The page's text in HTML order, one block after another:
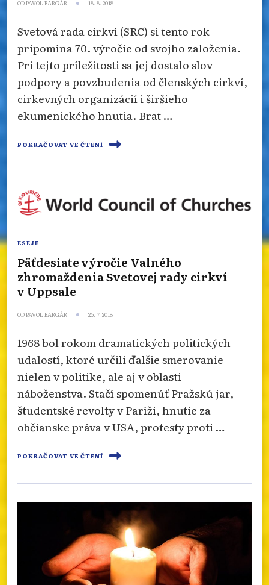
ODPAVOL BARGÁR 18. 8. 2018
Svetová rada cirkví (SRC) si tento rok
pripomína 70. výročie od svojho založenia.
Pri tejto príležitosti sa jej dostalo slov
podpory a povzbudenia od členských cirkví,
cirkevných organizácií i širšieho
ekumenického hnutia. Brat …
POKRAČOVAT VE ČTENÍ
ESEJE
Päťdesiate výročie Valného
zhromaždenia Svetovej rady cirkví
v Uppsale
ODPAVOL BARGÁR 25. 7. 2018
1968 bol rokom dramatických politických
udalostí, ktoré určili ďalšie smerovanie
nielen v politike, ale aj v oblasti
náboženstva. Stačí spomenúť Pražskú jar,
študentské revolty v Paríži, hnutie za
občianske práva v USA, protesty proti …
POKRAČOVAT VE ČTENÍ